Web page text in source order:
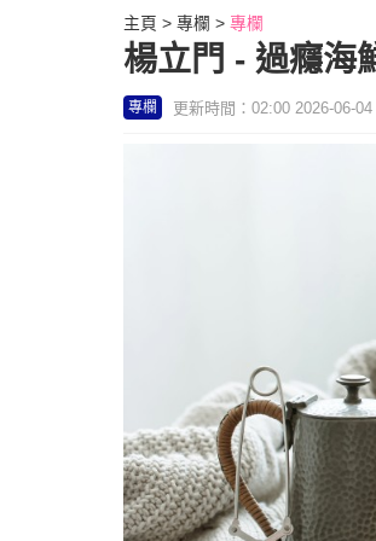
主頁 專欄 專欄
楊立門 - 過癮海
專欄 更新時間：02:00 2026-06-